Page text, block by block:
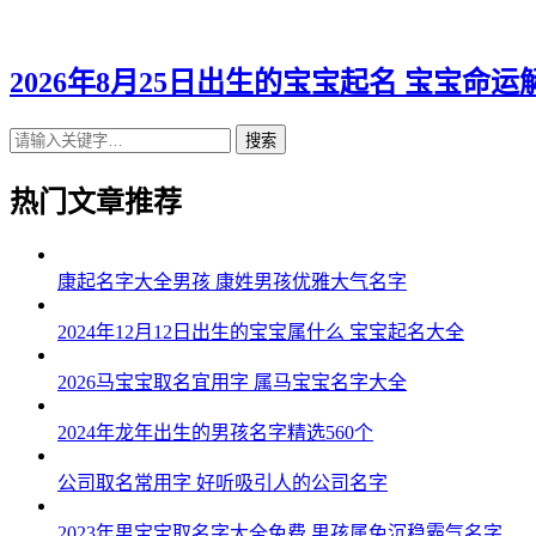
2026年8月25日出生的宝宝起名 宝宝命运
搜索
热门文章推荐
康起名字大全男孩 康姓男孩优雅大气名字
2024年12月12日出生的宝宝属什么 宝宝起名大全
2026马宝宝取名宜用字 属马宝宝名字大全
2024年龙年出生的男孩名字精选560个
公司取名常用字 好听吸引人的公司名字